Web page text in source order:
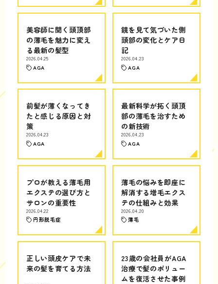
美容師に聞く頭頂部
の薄毛を魅力に変え
る最新の髪型
2026.04.25
AGA
鏡を見て気づいた側
頭部の変化とケア日
記
2026.04.23
AGA
前髪が薄くなってき
たと感じる原因と対
策
2026.04.23
AGA
最新科学が拓く頭頂
部の薄毛を治すため
の新技術
2026.04.23
AGA
プロが教える薄毛用
エクステの選び方と
サロンの重要性
2026.04.22
円形脱毛症
薄毛の悩みを即座に
解消する増毛エクス
テの仕組みと効果
2026.04.20
薄毛
正しい頭皮ケアで未
来の髪を育てる方法
23歳の会社員がAGA
治療で髪のボリュー
ムを復活させた事例